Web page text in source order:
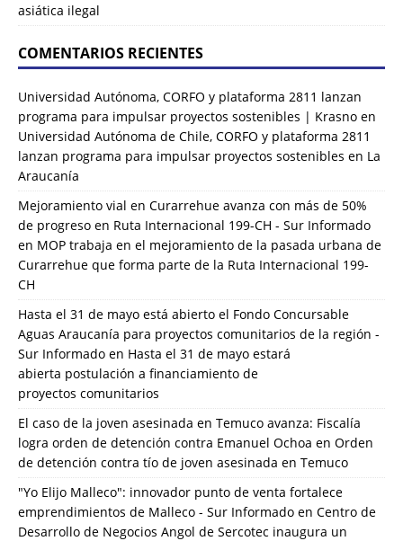
asiática ilegal
COMENTARIOS RECIENTES
Universidad Autónoma, CORFO y plataforma 2811 lanzan
programa para impulsar proyectos sostenibles | Krasno en
Universidad Autónoma de Chile, CORFO y plataforma 2811
lanzan programa para impulsar proyectos sostenibles en La
Araucanía
Mejoramiento vial en Curarrehue avanza con más de 50%
de progreso en Ruta Internacional 199-CH - Sur Informado
en MOP trabaja en el mejoramiento de la pasada urbana de
Curarrehue que forma parte de la Ruta Internacional 199-
CH
Hasta el 31 de mayo está abierto el Fondo Concursable
Aguas Araucanía para proyectos comunitarios de la región -
Sur Informado en Hasta el 31 de mayo estará
abierta postulación a financiamiento de
proyectos comunitarios
El caso de la joven asesinada en Temuco avanza: Fiscalía
logra orden de detención contra Emanuel Ochoa en Orden
de detención contra tío de joven asesinada en Temuco
"Yo Elijo Malleco": innovador punto de venta fortalece
emprendimientos de Malleco - Sur Informado en Centro de
Desarrollo de Negocios Angol de Sercotec inaugura un